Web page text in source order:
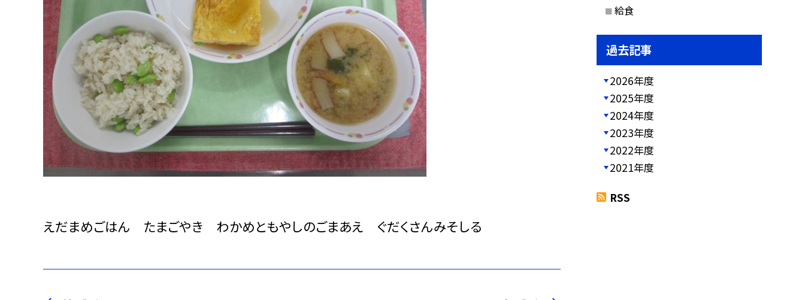
えだまめごはん たまごやき わかめともやしのごまあえ ぐだくさんみそしる
給食
過去記事
2026年度
2025年度
2024年度
2023年度
2022年度
2021年度
RSS